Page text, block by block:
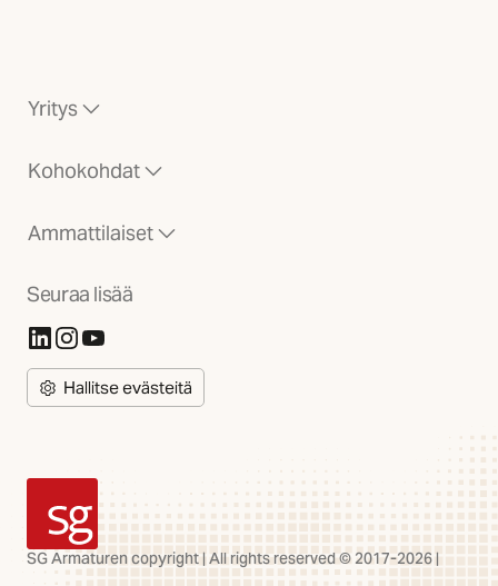
Yritys
Kohokohdat
Ammattilaiset
Seuraa lisää
(Avautuu uuteen välilehteen)
(Avautuu uuteen välilehteen)
(Avautuu uuteen välilehteen)
Hallitse evästeitä
SG Armaturen
SG Armaturen copyright | All rights reserved © 2017-2026 |